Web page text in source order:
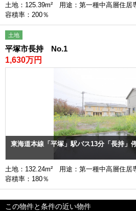
土地：125.39m² 用途：第一種中高層住
容積率：200％
土地
平塚市長持 No.1
1,630万円
東海道本線「平塚」駅バス13分「長持」
土地：132.24m² 用途：第一種中高層住
容積率：180％
この物件と条件の近い物件